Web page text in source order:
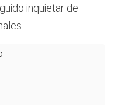
inquietar de